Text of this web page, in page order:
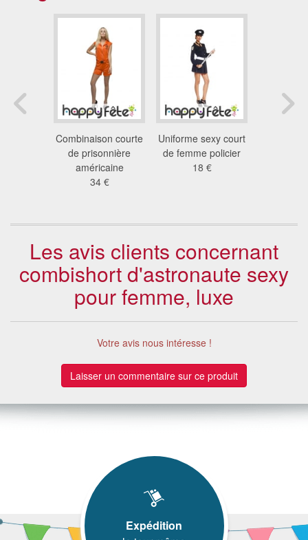
Combinaison courte
de prisonnière
américaine
34 €
Uniforme sexy court
de femme policier
18 €
Les avis clients concernant
combishort d'astronaute sexy
pour femme, luxe
Votre avis nous intéresse !
Laisser un commentaire sur ce produit
Expédition